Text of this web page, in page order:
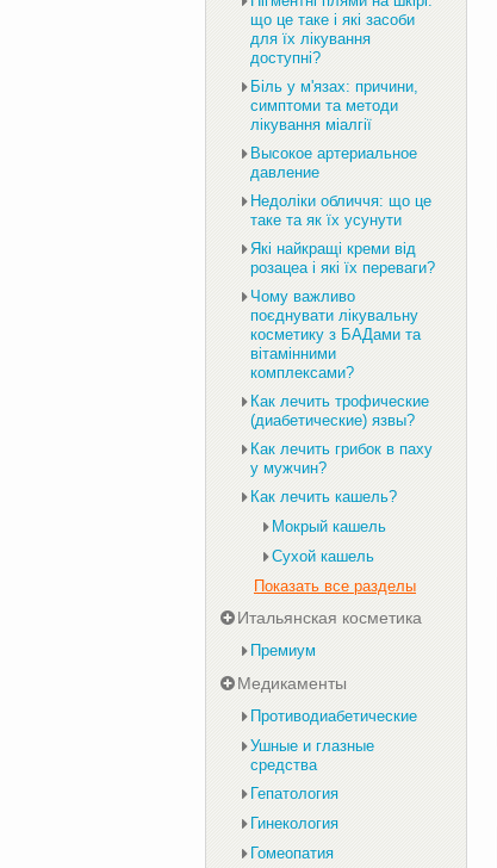
що це таке і які засоби
для їх лікування
доступні?
Біль у м'язах: причини,
симптоми та методи
лікування міалгії
Высокое артериальное
давление
Недоліки обличчя: що це
таке та як їх усунути
Які найкращі креми від
розацеа і які їх переваги?
Чому важливо
поєднувати лікувальну
косметику з БАДами та
вітамінними
комплексами?
Как лечить трофические
(диабетические) язвы?
Как лечить грибок в паху
у мужчин?
Как лечить кашель?
Мокрый кашель
Сухой кашель
Показать все разделы
Итальянская косметика
Премиум
Медикаменты
Противодиабетические
Ушные и глазные
средства
Гепатология
Гинекология
Гомеопатия